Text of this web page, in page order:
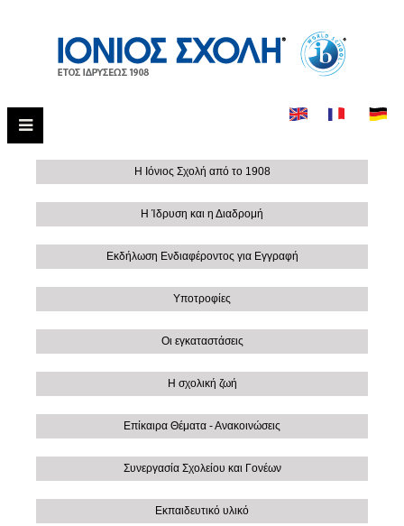
Η Ιόνιος Σχολή από το 1908
Η Ίδρυση και η Διαδρομή
Εκδήλωση Ενδιαφέροντος για Εγγραφή
Υποτροφίες
Οι εγκαταστάσεις
Η σχολική ζωή
Επίκαιρα Θέματα - Ανακοινώσεις
Συνεργασία Σχολείου και Γονέων
Εκπαιδευτικό υλικό